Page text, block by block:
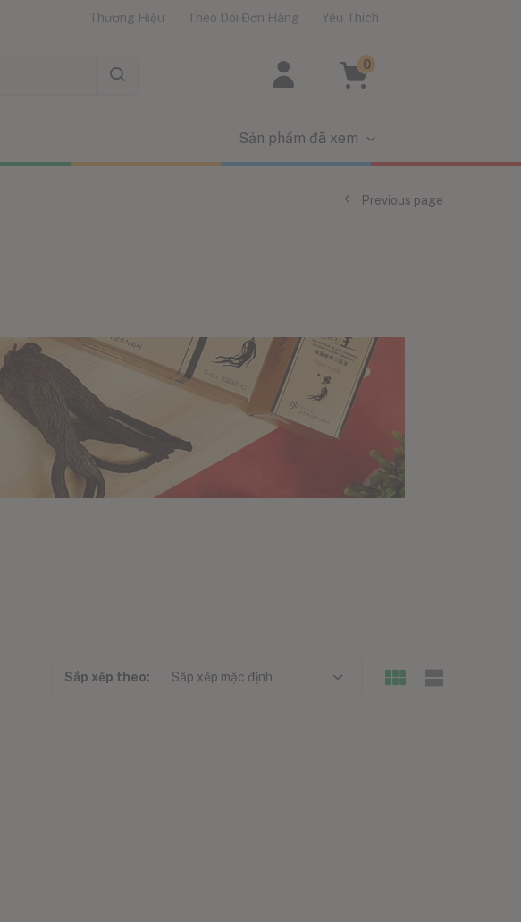
Thương Hiệu Theo Dõi Đơn Hàng Yêu Thích
0
Sản phẩm đã xem
Previous page
Sắp xếp theo: Sắp xếp mặc định